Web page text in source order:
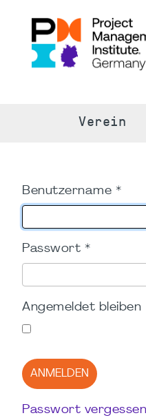
Verein
Benutzername *
Passwort *
Angemeldet bleiben
ANMELDEN
Passwort